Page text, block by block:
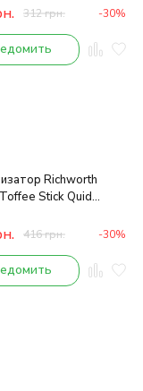
312грн. -30%
Richworth
Stick Quid
416грн. -30%